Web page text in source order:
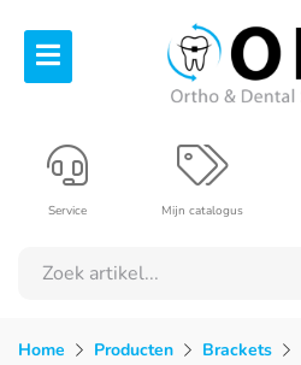
Mijn catalogus
Service
Home Producten Brackets